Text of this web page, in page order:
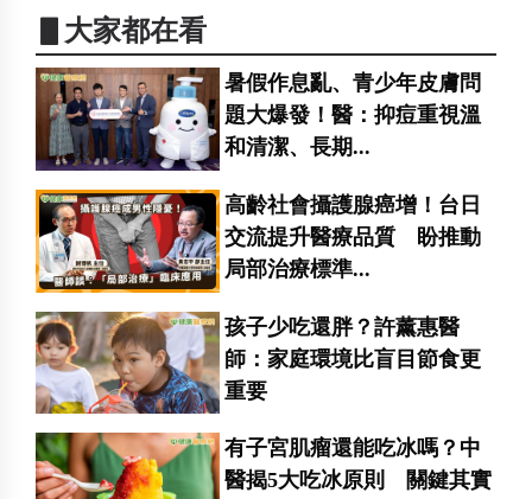
▋大家都在看
暑假作息亂、青少年皮膚問
題大爆發！醫：抑痘重視溫
和清潔、長期...
高齡社會攝護腺癌增！台日
交流提升醫療品質 盼推動
局部治療標準...
孩子少吃還胖？許薰惠醫
師：家庭環境比盲目節食更
重要
有子宮肌瘤還能吃冰嗎？中
醫揭5大吃冰原則 關鍵其實